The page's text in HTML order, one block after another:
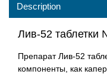
Description
Лив-52 таблетки
Препарат Лив-52
компоненты, как